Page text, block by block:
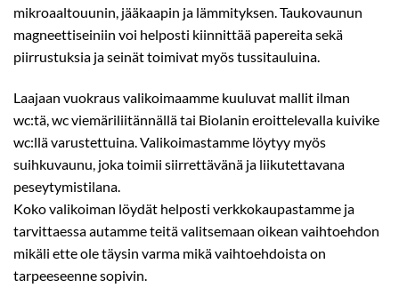
mikroaaltouunin, jääkaapin ja lämmityksen. Taukovaunun
magneettiseiniin voi helposti kiinnittää papereita sekä
piirrustuksia ja seinät toimivat myös tussitauluina.
Laajaan vuokraus valikoimaamme kuuluvat mallit ilman
wc:tä, wc viemäriliitännällä tai Biolanin eroittelevalla kuivike
wc:llä varustettuina. Valikoimastamme löytyy myös
suihkuvaunu, joka toimii siirrettävänä ja liikutettavana
peseytymistilana.
Koko valikoiman löydät helposti verkkokaupastamme ja
tarvittaessa autamme teitä valitsemaan oikean vaihtoehdon
mikäli ette ole täysin varma mikä vaihtoehdoista on
tarpeeseenne sopivin.